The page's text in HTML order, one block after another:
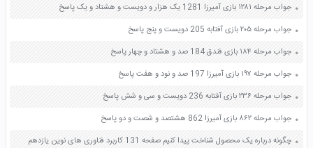
جواب مرحله ۱۲۸۱ بازی آمیرزا 1281 یک هزار و دویست و هشتاد و یک پاسخ
جواب مرحله ۲۰۵ بازی آفتابه 205 دویست و پنج پاسخ
جواب مرحله ۱۸۴ بازی فندق 184 صد و هشتاد و چهار پاسخ
جواب مرحله ۱۹۷ بازی آمیرزا 197 صد و نود و هفت پاسخ
جواب مرحله ۲۳۶ بازی آفتابه 236 دویست و سی و شش پاسخ
جواب مرحله ۸۶۲ بازی آمیرزا 862 هشتصد و شصت و دو پاسخ
چگونه درباره یک محصول شناخت پیدا کنیم صفحه 131 کاربرد فناوری های نوین یازدهم